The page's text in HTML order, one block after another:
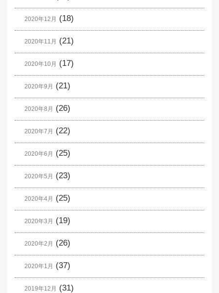
2020年12月 (18)
2020年11月 (21)
2020年10月 (17)
2020年9月 (21)
2020年8月 (26)
2020年7月 (22)
2020年6月 (25)
2020年5月 (23)
2020年4月 (25)
2020年3月 (19)
2020年2月 (26)
2020年1月 (37)
2019年12月 (31)